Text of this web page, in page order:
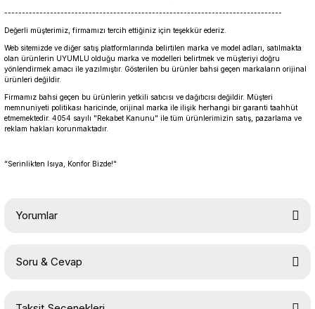
-------------------------------------------------------------------------------
Değerli müşterimiz, firmamızı tercih ettiğiniz için teşekkür ederiz.
Web sitemizde ve diğer satış platformlarında belirtilen marka ve model adları, satılmakta
olan ürünlerin UYUMLU olduğu marka ve modelleri belirtmek ve müşteriyi doğru
yönlendirmek amacı ile yazılmıştır. Gösterilen bu ürünler bahsi geçen markaların orijinal
ürünleri değildir.
Firmamız bahsi geçen bu ürünlerin yetkili satıcısı ve dağıtıcısı değildir. Müşteri
memnuniyeti politikası haricinde, orijinal marka ile ilişik herhangi bir garanti taahhüt
etmemektedir. 4054 sayılı "Rekabet Kanunu" ile tüm ürünlerimizin satış, pazarlama ve
reklam hakları korunmaktadır.
"Serinlikten Isıya, Konfor Bizde!"
Yorumlar
Soru & Cevap